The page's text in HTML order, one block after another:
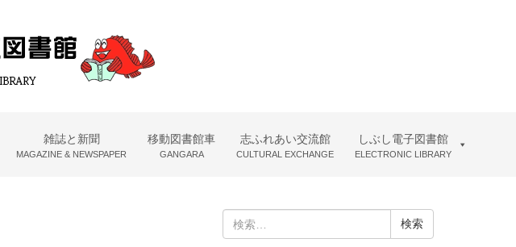
雑誌と新聞
MAGAZINE & NEWSPAPER
移動図書館車
GANGARA
志ふれあい交流館
CULTURAL EXCHANGE
しぶし電子図書館
ELECTRONIC LIBRARY
索: